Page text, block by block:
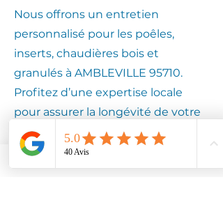
Nous offrons un entretien
personnalisé pour les poêles,
inserts, chaudières bois et
granulés à AMBLEVILLE 95710.
Profitez d’une expertise locale
pour assurer la longévité de votre
équipement.